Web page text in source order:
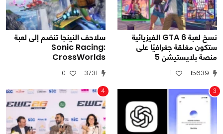
نسخ لعبة GTA 6 الفيزيائية
ستكون مغلقة جغرافيًا على
منصة بلايستيشن 5
15639
1
سلاحف النينجا تنضم إلى لعبة
Sonic Racing:
CrossWorlds
3731
0
3
4